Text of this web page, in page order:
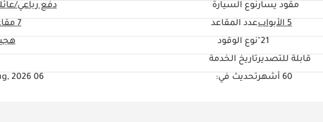
مقود يسارنوع السيارة
دفع رباعي/
5 الأبواب عدد المقاعد
7 مقاعد
21" نوع الوقود
قابلة للتصديرتاريخ الخدمة
60 أشهر تحديث في: 06 Aug, 2026